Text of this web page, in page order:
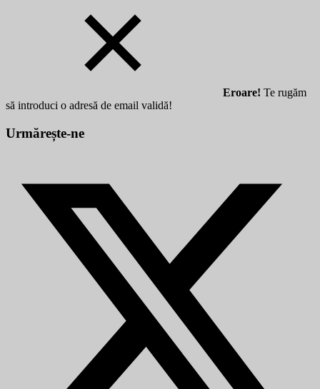
Eroare! Te rugăm
să introduci o adresă de email validă!
Urmărește-ne